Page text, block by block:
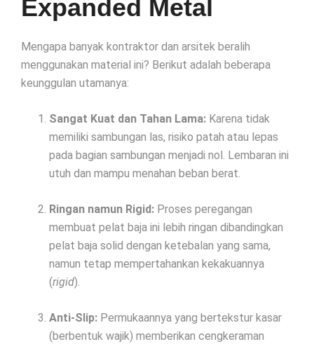
Expanded Metal
Mengapa banyak kontraktor dan arsitek beralih
menggunakan material ini? Berikut adalah beberapa
keunggulan utamanya:
Sangat Kuat dan Tahan Lama: Karena tidak
memiliki sambungan las, risiko patah atau lepas
pada bagian sambungan menjadi nol. Lembaran ini
utuh dan mampu menahan beban berat.
Ringan namun Rigid: Proses peregangan
membuat pelat baja ini lebih ringan dibandingkan
pelat baja solid dengan ketebalan yang sama,
namun tetap mempertahankan kekakuannya
(rigid).
Anti-Slip: Permukaannya yang bertekstur kasar
(berbentuk wajik) memberikan cengkeraman